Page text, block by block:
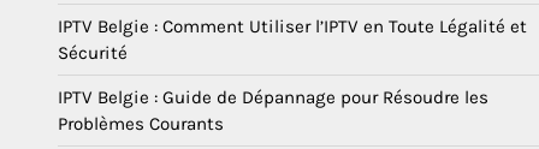
IPTV Belgie : Comment Utiliser l’IPTV en Toute Légalité et
Sécurité
IPTV Belgie : Guide de Dépannage pour Résoudre les
Problèmes Courants